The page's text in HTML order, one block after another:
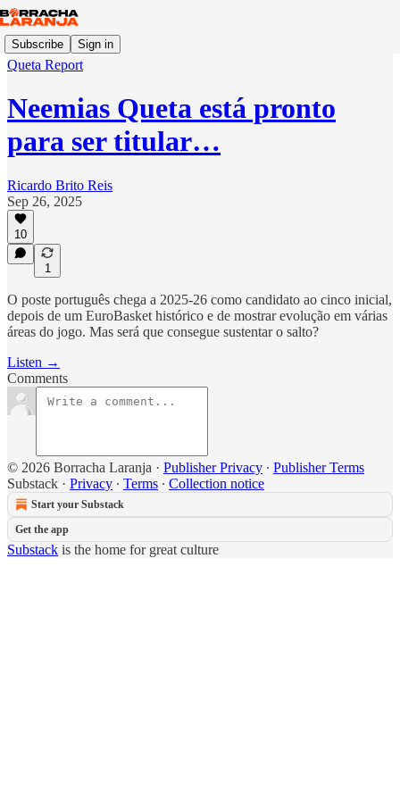
Subscribe Sign in
Queta Report
Neemias Queta está pronto
para ser titular…
Ricardo Brito Reis
Sep 26, 2025
10
1
O poste português chega a 2025-26 como candidato ao cinco inicial,
depois de um EuroBasket histórico e de mostrar evolução em várias
áreas do jogo. Mas será que consegue sustentar o salto?
Listen →
Comments
© 2026 Borracha Laranja · Publisher Privacy ∙ Publisher Terms
Substack · Privacy ∙ Terms ∙ Collection notice
Start your Substack
Get the app
Substack is the home for great culture